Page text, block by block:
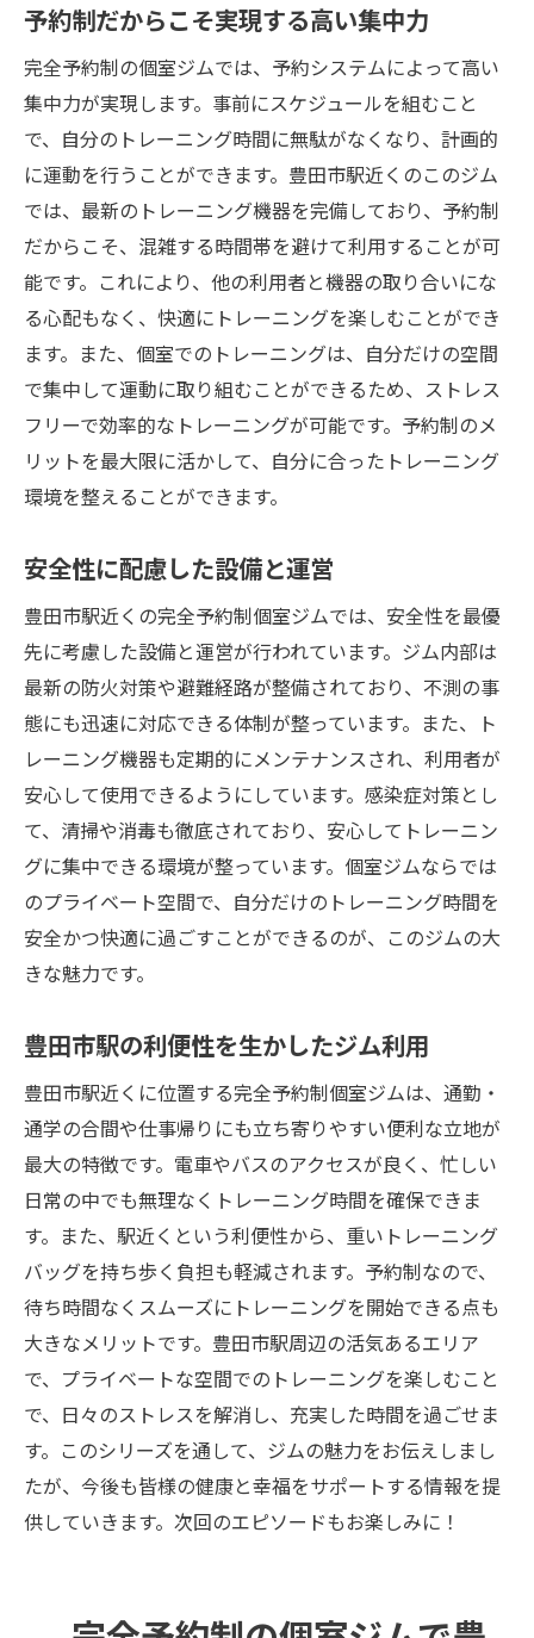
予約制だからこそ実現する高い集中力
完全予約制の個室ジムでは、予約システムによって高い
集中力が実現します。事前にスケジュールを組むこと
で、自分のトレーニング時間に無駄がなくなり、計画的
に運動を行うことができます。豊田市駅近くのこのジム
では、最新のトレーニング機器を完備しており、予約制
だからこそ、混雑する時間帯を避けて利用することが可
能です。これにより、他の利用者と機器の取り合いにな
る心配もなく、快適にトレーニングを楽しむことができ
ます。また、個室でのトレーニングは、自分だけの空間
で集中して運動に取り組むことができるため、ストレス
フリーで効率的なトレーニングが可能です。予約制のメ
リットを最大限に活かして、自分に合ったトレーニング
環境を整えることができます。
安全性に配慮した設備と運営
豊田市駅近くの完全予約制個室ジムでは、安全性を最優
先に考慮した設備と運営が行われています。ジム内部は
最新の防火対策や避難経路が整備されており、不測の事
態にも迅速に対応できる体制が整っています。また、ト
レーニング機器も定期的にメンテナンスされ、利用者が
安心して使用できるようにしています。感染症対策とし
て、清掃や消毒も徹底されており、安心してトレーニン
グに集中できる環境が整っています。個室ジムならでは
のプライベート空間で、自分だけのトレーニング時間を
安全かつ快適に過ごすことができるのが、このジムの大
きな魅力です。
豊田市駅の利便性を生かしたジム利用
豊田市駅近くに位置する完全予約制個室ジムは、通勤・
通学の合間や仕事帰りにも立ち寄りやすい便利な立地が
最大の特徴です。電車やバスのアクセスが良く、忙しい
日常の中でも無理なくトレーニング時間を確保できま
す。また、駅近くという利便性から、重いトレーニング
バッグを持ち歩く負担も軽減されます。予約制なので、
待ち時間なくスムーズにトレーニングを開始できる点も
大きなメリットです。豊田市駅周辺の活気あるエリア
で、プライベートな空間でのトレーニングを楽しむこと
で、日々のストレスを解消し、充実した時間を過ごせま
す。このシリーズを通して、ジムの魅力をお伝えしまし
たが、今後も皆様の健康と幸福をサポートする情報を提
供していきます。次回のエピソードもお楽しみに！